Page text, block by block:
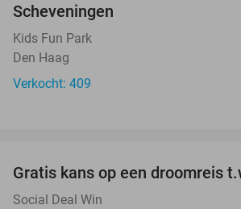
Scheveningen
Kids Fun Park
Den Haag
Verkocht: 409
Gratis kans op een droomreis
Social Deal Win